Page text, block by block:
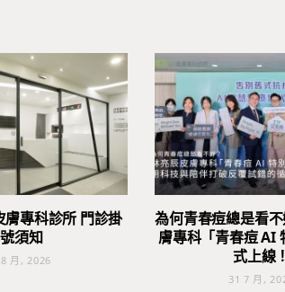
膚專科診所 門診掛
號須知
月, 2026
為何青春痘總是看
膚專科「青春痘 AI
式上線！
31 7 月,